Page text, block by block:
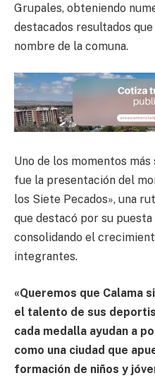
Grupales, obteniendo
destacados resultados
nombre de la comuna.
Uno de los momentos
fue la presentación del
los Siete Pecados», una
que destacó por su
consolidando el
integrantes.
«Queremos que Calama
el talento de sus
cada medalla ayudan a
como una ciudad que
formación de niños y